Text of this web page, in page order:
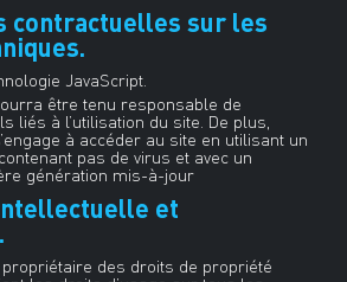
contractuelles sur les
JavaScript.
être tenu responsable de
liés à l’utilisation du site. De plus,
à accéder au site en utilisant un
pas de virus et avec un
génération mis-à-jour
et
des droits de propriété